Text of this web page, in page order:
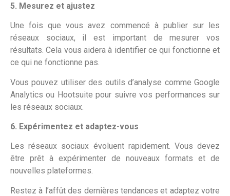
5. Mesurez et ajustez
Une fois que vous avez commencé à publier sur les
réseaux sociaux, il est important de mesurer vos
résultats. Cela vous aidera à identifier ce qui fonctionne et
ce qui ne fonctionne pas.
Vous pouvez utiliser des outils d’analyse comme Google
Analytics ou Hootsuite pour suivre vos performances sur
les réseaux sociaux.
6. Expérimentez et adaptez-vous
Les réseaux sociaux évoluent rapidement. Vous devez
être prêt à expérimenter de nouveaux formats et de
nouvelles plateformes.
Restez à l’affût des dernières tendances et adaptez votre